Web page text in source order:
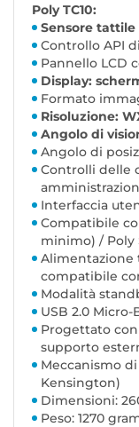
Poly TC10:
Sensore
Controllo API
Pannello LCD
Display:
Formato
Risoluzione:
Angolo di
Angolo di
Controlli delle
Interfaccia
Compatibile
minimo) / Poly
Alimentazione
compatibile
Modalità
USB 2.0
Progettato
supporto
Meccanismo
Kensington)
Dimensioni:
Peso: 1270